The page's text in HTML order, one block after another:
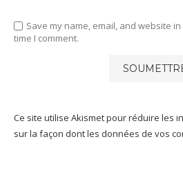
Save my name, email, and website
time I comment.
Ce site utilise Akismet pour réduire les
sur la façon dont les données de vos